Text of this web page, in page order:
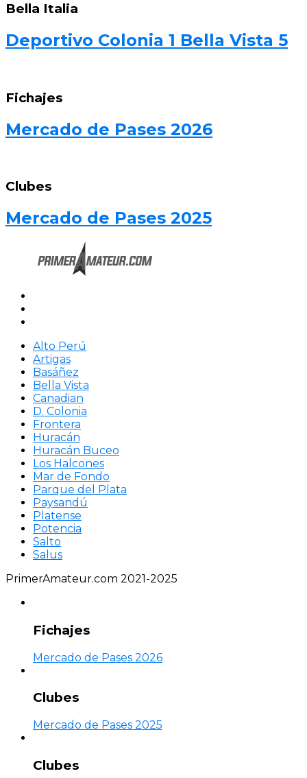
Bella Italia
Deportivo Colonia 1 Bella Vista 5
Fichajes
Mercado de Pases 2026
Clubes
Mercado de Pases 2025
Alto Perú
Artigas
Basáñez
Bella Vista
Canadian
D. Colonia
Frontera
Huracán
Huracán Buceo
Los Halcones
Mar de Fondo
Parque del Plata
Paysandú
Platense
Potencia
Salto
Salus
PrimerAmateur.com 2021-2025
Fichajes
Mercado de Pases 2026
Clubes
Mercado de Pases 2025
Clubes